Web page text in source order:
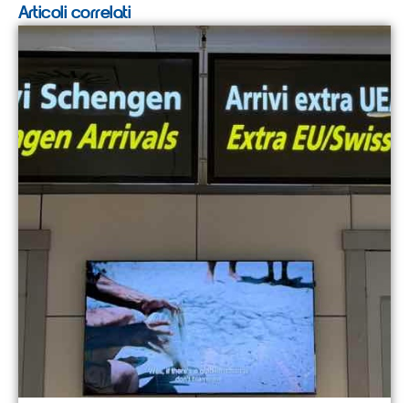
Articoli correlati